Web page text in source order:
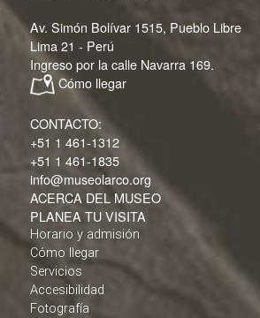
Av. Simón Bolívar 1515, Pueblo Libre
Lima 21 - Perú
Ingreso por la calle Navarra 169.
Cómo llegar
CONTACTO:
+51 1 461-1312
+51 1 461-1835
info@museolarco.org
ACERCA DEL MUSEO
PLANEA TU VISITA
Horario y admisión
Cómo llegar
Servicios
Accesibilidad
Fotografía